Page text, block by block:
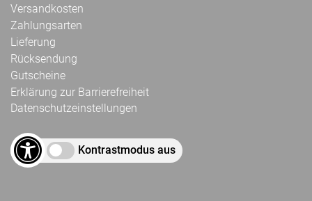
Versandkosten
Zahlungsarten
Lieferung
Rücksendung
Gutscheine
Erklärung zur Barrierefreiheit
Datenschutzeinstellungen
Kontrastmodus aus